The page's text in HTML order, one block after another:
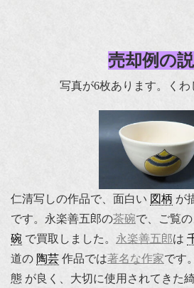
売却例の
写真が6枚あります。くわ
仁清写しの作品で、面白い 図柄 が
です。永楽善五郎の茶碗で、ご覧
碗 で買取しました。 永楽善五郎は
道の 陶芸 作品では著名な作家です
態 が良く、大切に使用されてきた